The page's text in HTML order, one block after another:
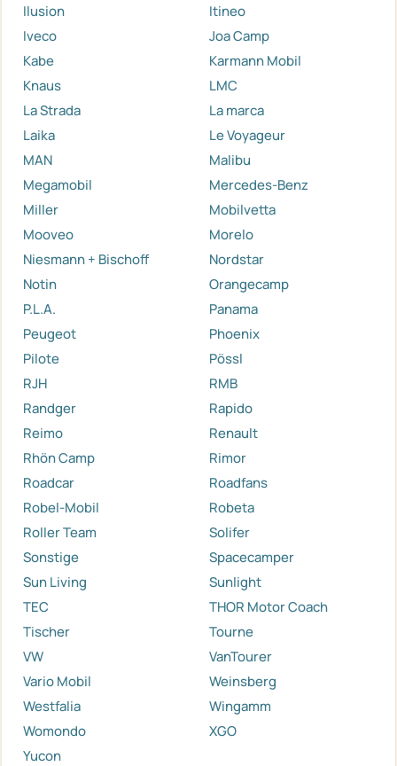
Ilusion
Itineo
Iveco
Joa Camp
Kabe
Karmann Mobil
Knaus
LMC
La Strada
La marca
Laika
Le Voyageur
MAN
Malibu
Megamobil
Mercedes-Benz
Miller
Mobilvetta
Mooveo
Morelo
Niesmann + Bischoff
Nordstar
Notin
Orangecamp
P.L.A.
Panama
Peugeot
Phoenix
Pilote
Pössl
RJH
RMB
Randger
Rapido
Reimo
Renault
Rhön Camp
Rimor
Roadcar
Roadfans
Robel-Mobil
Robeta
Roller Team
Solifer
Sonstige
Spacecamper
Sun Living
Sunlight
TEC
THOR Motor Coach
Tischer
Tourne
VW
VanTourer
Vario Mobil
Weinsberg
Westfalia
Wingamm
Womondo
XGO
Yucon